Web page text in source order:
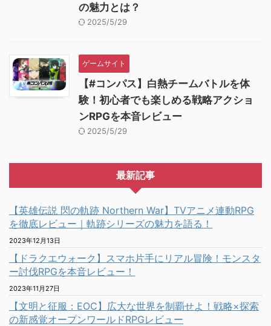
の魅力とは？
2025/5/29
ゲームサイト
【#コンパス】白熱チームバトルを体
験！初心者でも楽しめる戦略アクショ
ンRPGを本音レビュー
2025/5/29
最新記事
【英雄伝説 閃の軌跡 Northern War】TVアニメ連動RPG
を徹底レビュー｜軌跡シリーズの魅力を語る！
2023年12月13日
【ドラクエウォーク】スマホ片手にリアル冒険！モンスタ
ー討伐RPGを本音レビュー！
2023年11月27日
【文明と征服：EOC】広大な世界を制覇せよ！戦略×探索
の新感覚オープンワールドRPGレビュー